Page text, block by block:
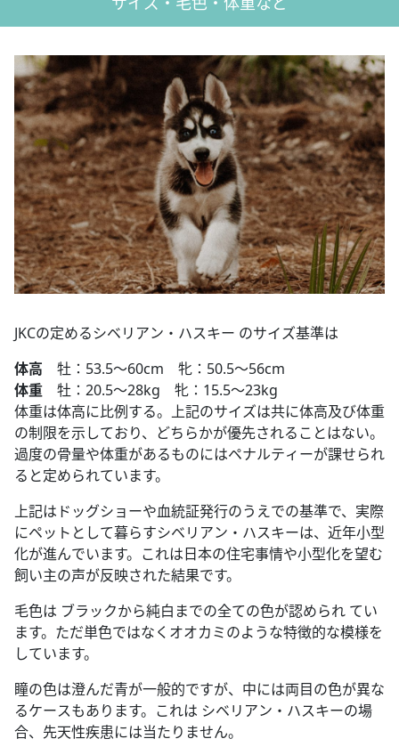
JKCの定めるシベリアン・ハスキー のサイズ基準は
体高 牡：53.5～60cm 牝：50.5～56cm
体重 牡：20.5～28kg 牝：15.5～23kg
体重は体高に比例する。上記のサイズは共に体高及び体重
の制限を示しており、どちらかが優先されることはない。
過度の骨量や体重があるものにはペナルティーが課せられ
ると定められています。
上記はドッグショーや血統証発行のうえでの基準で、実際
にペットとして暮らすシベリアン・ハスキーは、近年小型
化が進んでいます。これは日本の住宅事情や小型化を望む
飼い主の声が反映された結果です。
毛色は ブラックから純白までの全ての色が認められ てい
ます。ただ単色ではなくオオカミのような特徴的な模様を
しています。
瞳の色は澄んだ青が一般的ですが、中には両目の色が異な
るケースもあります。これは シベリアン・ハスキーの場
合、先天性疾患には当たりません。